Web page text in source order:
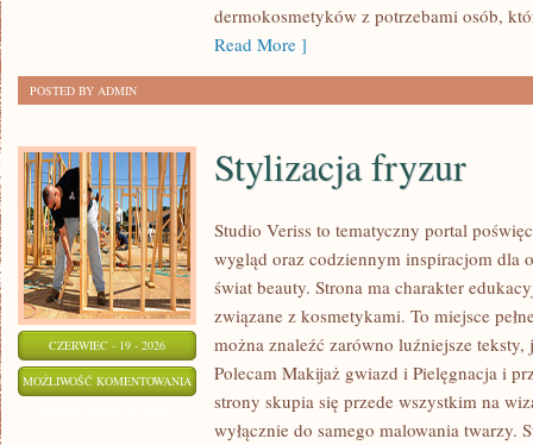
dermokosmetyków z potrzebami osób,
Read More ]
POSTED BY ADMIN
CZERWIEC - 19 - 2026
MOŻLIWOŚĆ KOMENTOWANIA STYLIZACJA
FRYZUR
Stylizacja fryzur
Studio Veriss to tematyczny portal
wygląd oraz codziennym inspiracjom dla
świat beauty. Strona ma charakter
związane z kosmetykami. To miejsce
można znaleźć zarówno luźniejsze
Polecam Makijaż gwiazd i Pielęgnacja i
strony skupia się przede wszystkim na
wyłącznie do samego malowania twarzy.